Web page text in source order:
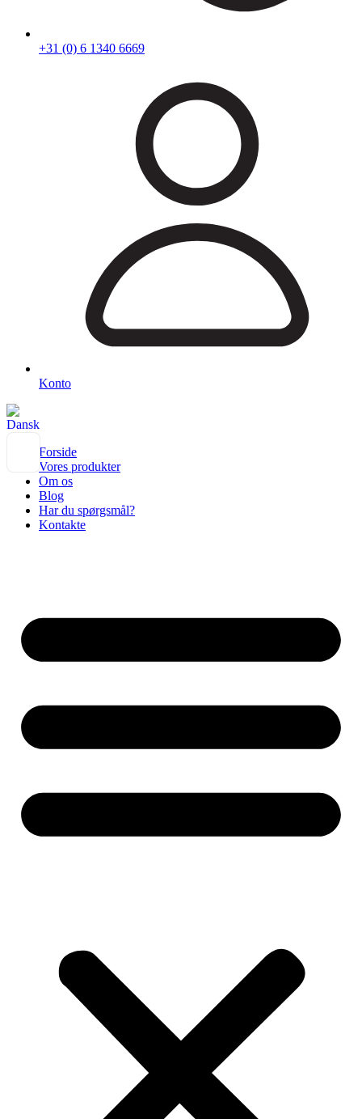
+31 (0) 6 1340 6669
Konto
Forside
Vores produkter
Om os
Blog
Har du spørgsmål?
Kontakte